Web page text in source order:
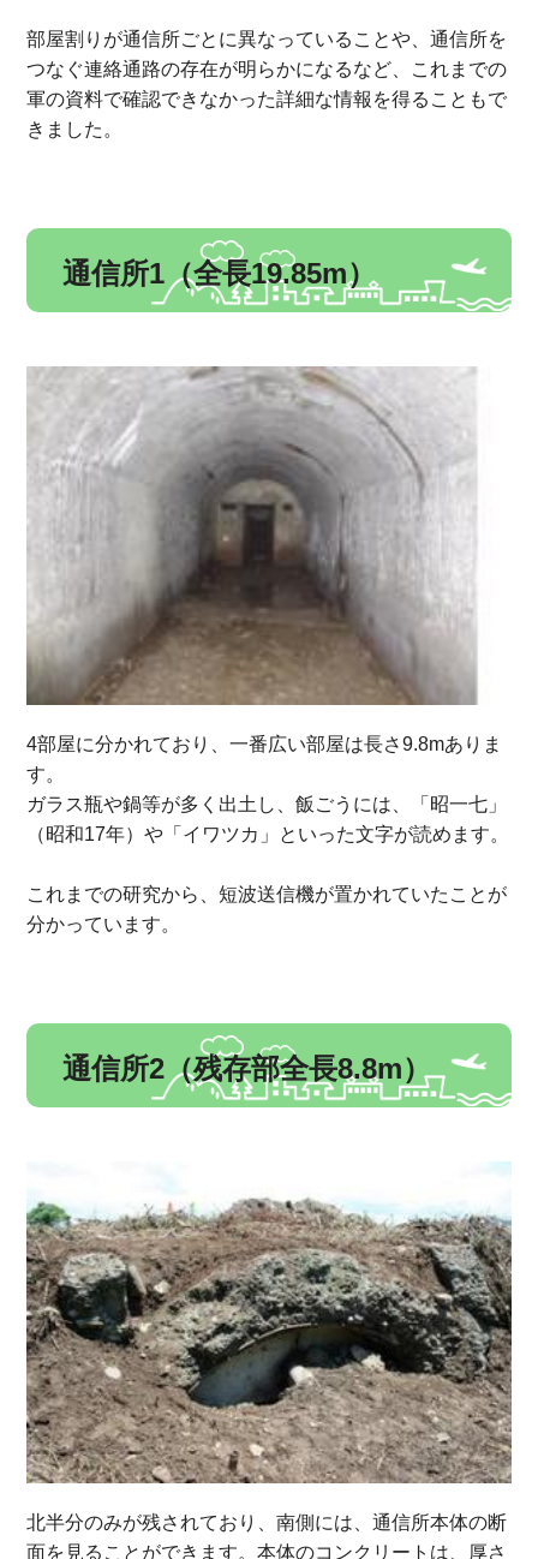
部屋割りが通信所ごとに異なっていることや、通信所を
つなぐ連絡通路の存在が明らかになるなど、これまでの
軍の資料で確認できなかった詳細な情報を得ることもで
きました。
通信所1（全長19.85m）
4部屋に分かれており、一番広い部屋は長さ9.8mありま
す。
ガラス瓶や鍋等が多く出土し、飯ごうには、「昭一七」
（昭和17年）や「イワツカ」といった文字が読めます。
これまでの研究から、短波送信機が置かれていたことが
分かっています。
通信所2（残存部全長8.8m）
北半分のみが残されており、南側には、通信所本体の断
面を見ることができます。本体のコンクリートは、厚さ